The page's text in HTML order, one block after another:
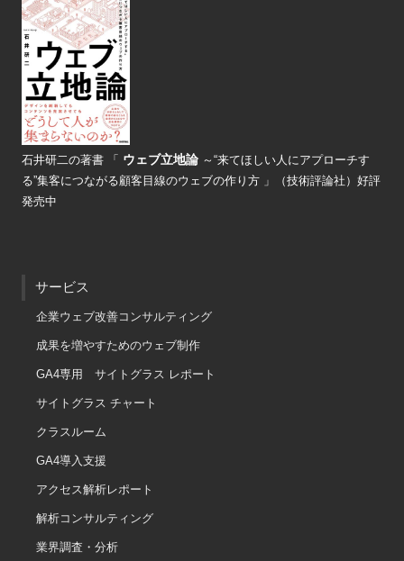
石井研二の著書 「 ウェブ立地論 ～“来てほしい人にアプローチす
る”集客につながる顧客目線のウェブの作り方 」（技術評論社）好評
発売中
サービス
企業ウェブ改善コンサルティング
成果を増やすためのウェブ制作
GA4専用 サイトグラス レポート
サイトグラス チャート
クラスルーム
GA4導入支援
アクセス解析レポート
解析コンサルティング
業界調査・分析